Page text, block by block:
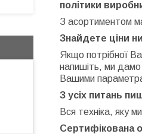
політики
З асортиментом
Знайдете ціни
Якщо потрібної
напишіть, ми дамо
Вашими
З усіх питань
Вся техніка, яку
Сертифікована